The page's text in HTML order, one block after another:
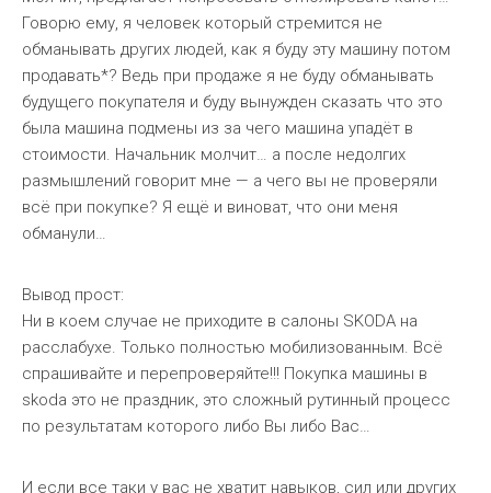
Говорю ему, я человек который стремится не
обманывать других людей, как я буду эту машину потом
продавать*? Ведь при продаже я не буду обманывать
будущего покупателя и буду вынужден сказать что это
была машина подмены из за чего машина упадёт в
стоимости. Начальник молчит… а после недолгих
размышлений говорит мне — а чего вы не проверяли
всё при покупке? Я ещё и виноват, что они меня
обманули…
Вывод прост:
Ни в коем случае не приходите в салоны SKODA на
расслабухе. Только полностью мобилизованным. Всё
спрашивайте и перепроверяйте!!! Покупка машины в
skoda это не праздник, это сложный рутинный процесс
по результатам которого либо Вы либо Вас…
И если все таки у вас не хватит навыков, сил или других